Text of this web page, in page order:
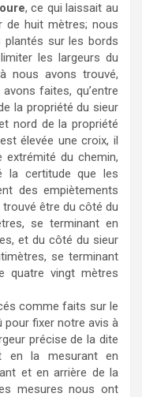
, ce qui laissait au
de huit mètres; nous
plantés sur les bords
les largeurs du
nous avons trouvé,
faites, qu’entre
la propriété du sieur
nord de la propriété
élevée une croix, il
extrémité du chemin,
la certitude que les
des empiètements
être du côté du
se terminant en
et du côté du sieur
se terminant
quatre vingt mètres
comme faits sur le
pour fixer notre avis à
précise de la dite
en la mesurant en
et en arrière de la
mesures nous ont